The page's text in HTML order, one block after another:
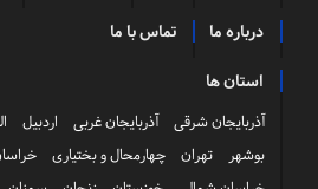
درباره ما تماس با ما
استان ها
آذربایجان شرقی آذربایجان غربی اردبیل
بوشهر
تهران چهارمحال و بختیاری